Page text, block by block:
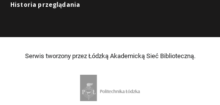
Historia przeglądania
Serwis tworzony przez Łódzką Akademicką Sieć Biblioteczną.